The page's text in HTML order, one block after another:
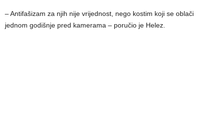
– Antifašizam za njih nije vrijednost, nego kostim koji se oblači
jednom godišnje pred kamerama – poručio je Helez.